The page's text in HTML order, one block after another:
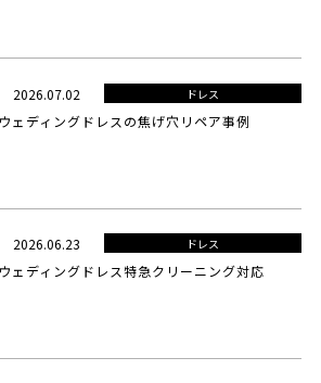
2026.07.02 ドレス
ウェディングドレスの焦げ穴リペア事例
2026.06.23 ドレス
ウェディングドレス特急クリーニング対応